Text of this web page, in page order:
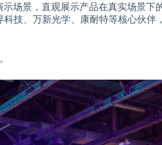
场景，直观展示产品在真实场景下
技、万新光学、康耐特等核心伙伴